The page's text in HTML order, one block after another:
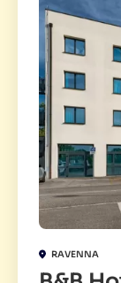
RAVENNA